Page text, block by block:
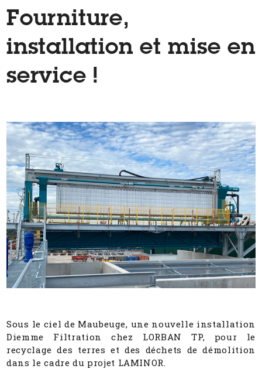
Fourniture,
installation et mise en
service !
Sous le ciel de Maubeuge, une nouvelle installation
Diemme Filtration chez LORBAN TP, pour le
recyclage des terres et des déchets de démolition
dans le cadre du projet LAMINOR.